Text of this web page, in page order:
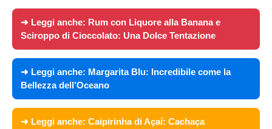
➜ Leggi anche: Rum con Liquore alla Banana e
Sciroppo di Cioccolato: Una Dolce Tentazione
➜ Leggi anche: Margarita Blu: Incredibile come la
Bellezza dell’Oceano
➜ Leggi anche: Caipirinha di Açaí: Cachaça